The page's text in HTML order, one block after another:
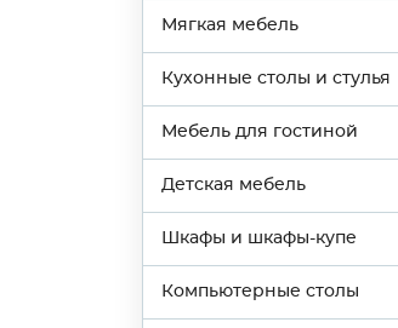
Мягкая мебель
Кухонные столы и стулья
Мебель для гостиной
Детская мебель
Шкафы и шкафы-купе
Компьютерные столы